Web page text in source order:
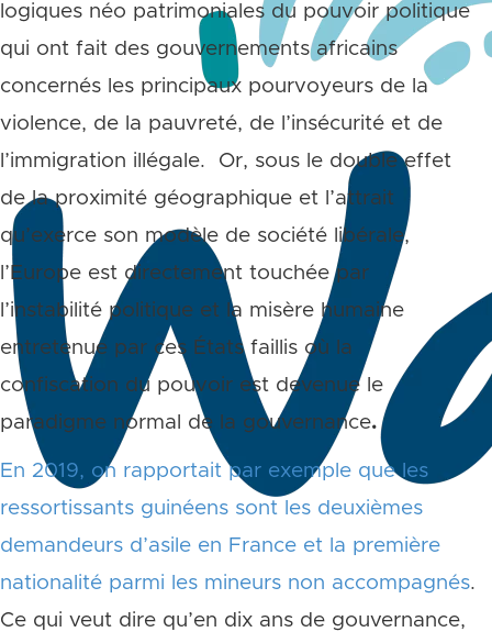
logiques néo patrimoniales du pouvoir politique
qui ont fait des gouvernements africains
concernés les principaux pourvoyeurs de la
violence, de la pauvreté, de l’insécurité et de
l’immigration illégale. Or, sous le double effet
de la proximité géographique et l’attrait
qu’exerce son modèle de société libérale,
l’Europe est directement touchée par
l’instabilité politique et la misère humaine
entretenue par ces États faillis où la
confiscation du pouvoir est devenue le
paradigme normal de la gouvernance.
En 2019, on rapportait par exemple que les
ressortissants guinéens sont les deuxièmes
demandeurs d’asile en France et la première
nationalité parmi les mineurs non accompagnés.
Ce qui veut dire qu’en dix ans de gouvernance,